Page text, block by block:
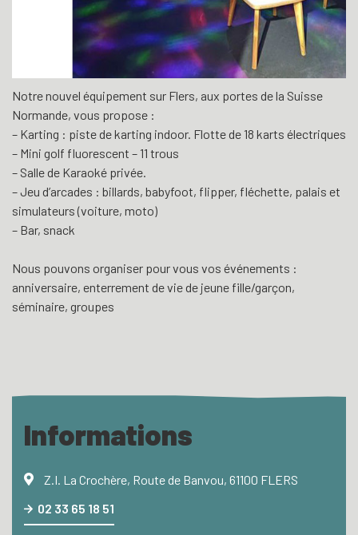
Notre nouvel équipement sur Flers, aux portes de la Suisse
Normande, vous propose :
– Karting : piste de karting indoor. Flotte de 18 karts électriques
– Mini golf fluorescent – 11 trous
– Salle de Karaoké privée.
– Jeu d’arcades : billards, babyfoot, flipper, fléchette, palais et
simulateurs (voiture, moto)
– Bar, snack
Nous pouvons organiser pour vous vos événements :
anniversaire, enterrement de vie de jeune fille/garçon,
séminaire, groupes
Informations
Z.I. La Crochère, Route de Banvou, 61100 FLERS
02 33 65 18 51